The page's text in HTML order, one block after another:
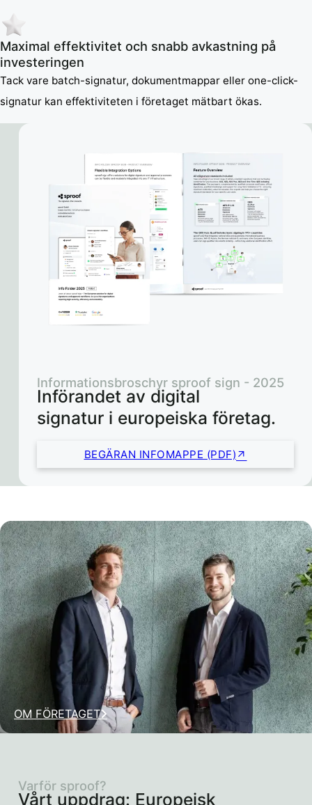
Maximal effektivitet och snabb avkastning på
investeringen
Tack vare batch-signatur, dokumentmappar eller one-click-
signatur kan effektiviteten i företaget mätbart ökas.
Införandet av digital
signatur i europeiska företag.
Informationsbroschyr sproof sign - 2025
BEGÄRAN INFOMAPPE (PDF)
OM FÖRETAGET
Vårt uppdrag: Europeisk
Varför sproof?